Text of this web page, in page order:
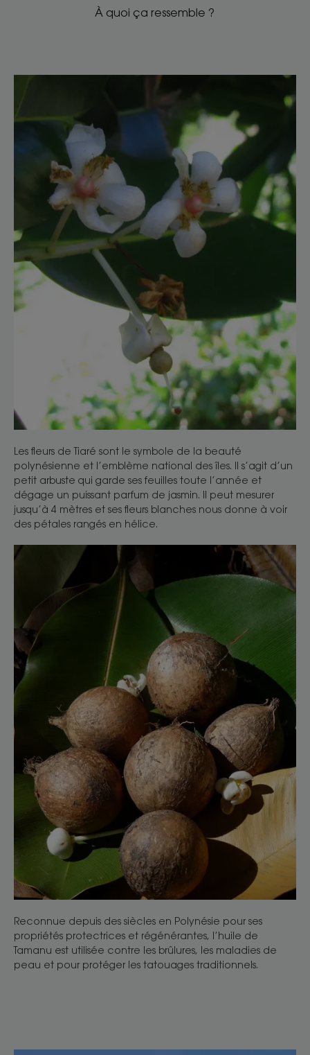
À quoi ça ressemble ?
Les fleurs de Tiaré sont le symbole de la beauté
polynésienne et l’emblème national des îles. Il s’agit d’un
petit arbuste qui garde ses feuilles toute l’année et
dégage un puissant parfum de jasmin. Il peut mesurer
jusqu’à 4 mètres et ses fleurs blanches nous donne à voir
des pétales rangés en hélice.
Reconnue depuis des siècles en Polynésie pour ses
propriétés protectrices et régénérantes, l’huile de
Tamanu est utilisée contre les brûlures, les maladies de
peau et pour protéger les tatouages traditionnels.